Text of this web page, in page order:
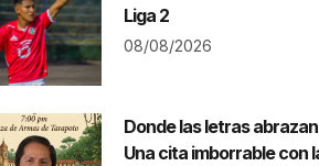
Liga 2
08/08/2026
Donde las letras
Una cita imborrable con